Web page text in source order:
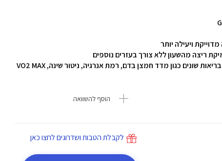
ריצה מהשעון ללא צורך בעזרים נוספים
ניטור מדדים מתקדם – קבלו תובנות וניתוחים למדדי בריאות שונים כגון מדד חמצן בדם, רמת אנרגיה, ניטור שינה, VO2 MAX
הוסף להשוואה
לקבלת הטבות ושדרוגים לחצו כאן